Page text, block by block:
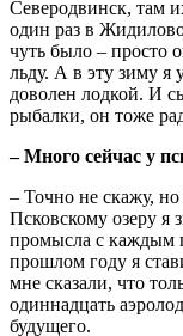
Северодвинск, там
один раз в
чуть было – просто
льду. А в эту зиму я
доволен лодкой. И
рыбалки, он тоже
– Много сейчас у
– Точно не скажу,
Псковскому озеру я
промысла с каждым
прошлом году я
мне сказали, что
одиннадцать
будущего.